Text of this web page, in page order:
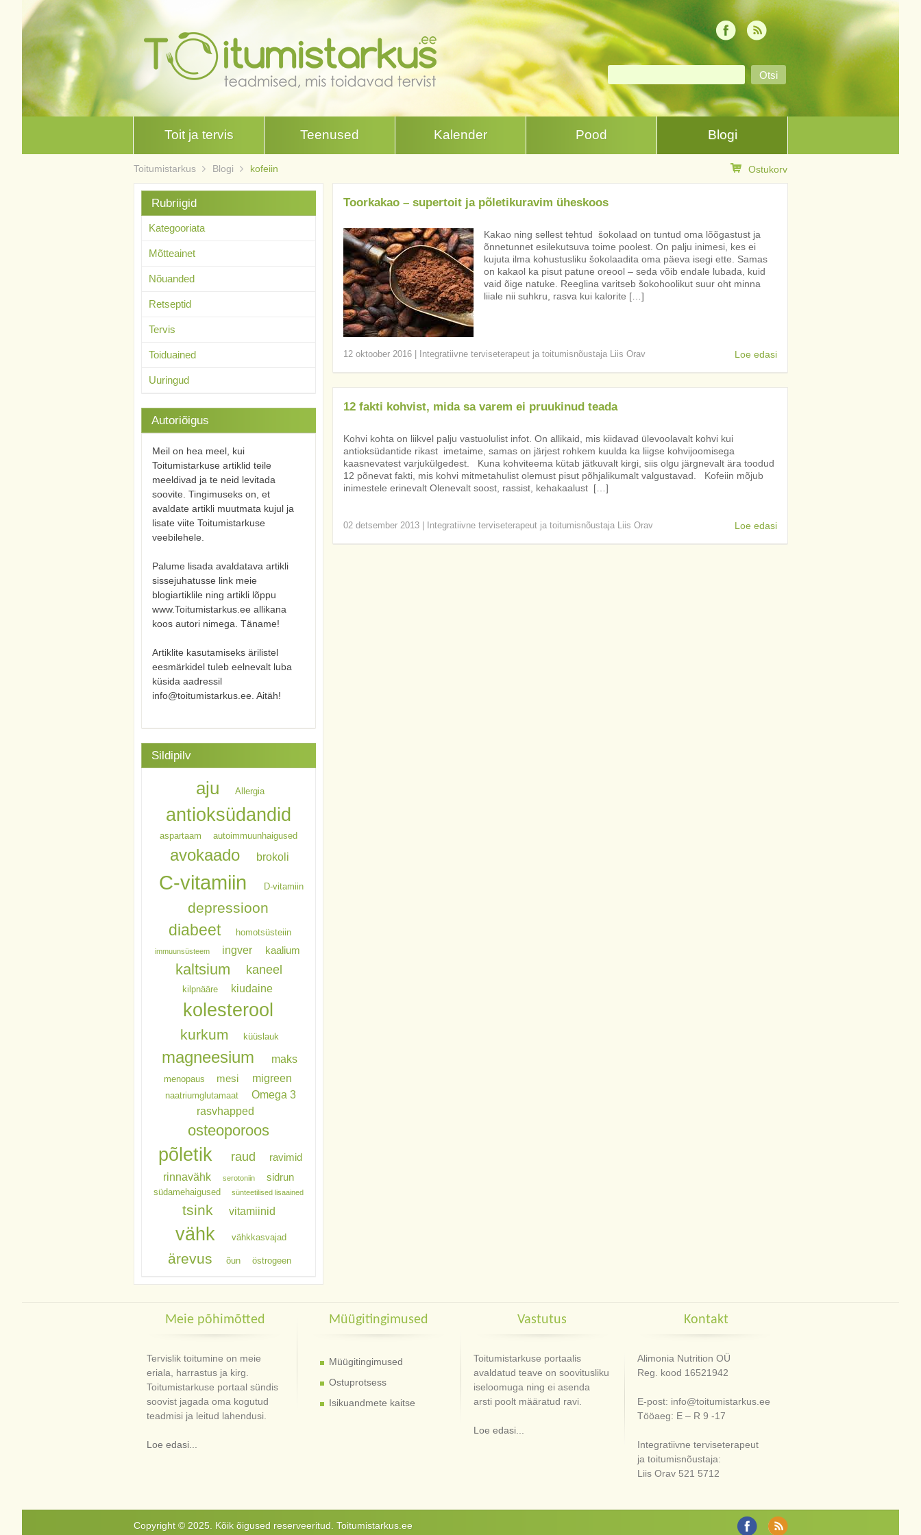
Toit ja tervis Teenused Kalender Pood Blogi
Toitumistarkus Blogi kofeiin Ostukorv
Toorkakao – supertoit ja põletikuravim üheskoos
Kakao ning sellest tehtud šokolaad on tuntud oma lõõgastust ja
õnnetunnet esilekutsuva toime poolest. On palju inimesi, kes ei
kujuta ilma kohustusliku šokolaadita oma päeva isegi ette. Samas
on kakaol ka pisut patune oreool – seda võib endale lubada, kuid
vaid õige natuke. Reeglina varitseb šokohoolikut suur oht minna
liiale nii suhkru, rasva kui kalorite […]
12 oktoober 2016| Integratiivne terviseterapeut ja toitumisnõustaja Liis Orav Loe edasi
12 fakti kohvist, mida sa varem ei pruukinud teada
Kohvi kohta on liikvel palju vastuolulist infot. On allikaid, mis kiidavad ülevoolavalt kohvi kui
antioksüdantide rikast imetaime, samas on järjest rohkem kuulda ka liigse kohvijoomisega
kaasnevatest varjukülgedest. Kuna kohviteema kütab jätkuvalt kirgi, siis olgu järgnevalt ära toodud
12 põnevat fakti, mis kohvi mitmetahulist olemust pisut põhjalikumalt valgustavad. Kofeiin mõjub
inimestele erinevalt Olenevalt soost, rassist, kehakaalust […]
02 detsember 2013| Integratiivne terviseterapeut ja toitumisnõustaja Liis Orav Loe edasi
Rubriigid
Kategooriata
Mõtteainet
Nõuanded
Retseptid
Tervis
Toiduained
Uuringud
Autoriõigus
Meil on hea meel, kui
Toitumistarkuse artiklid teile
meeldivad ja te neid levitada
soovite. Tingimuseks on, et
avaldate artikli muutmata kujul ja
lisate viite Toitumistarkuse
veebilehele.
Palume lisada avaldatava artikli
sissejuhatusse link meie
blogiartiklile ning artikli lõppu
www.Toitumistarkus.ee allikana
koos autori nimega. Täname!
Artiklite kasutamiseks ärilistel
eesmärkidel tuleb eelnevalt luba
küsida aadressil
info@toitumistarkus.ee. Aitäh!
Sildipilv
aju Allergia
antioksüdandid
aspartaam autoimmuunhaigused
avokaado brokoli
C-vitamiin D-vitamiin
depressioon
diabeet homotsüsteiin
immuunsüsteem ingver kaalium
kaltsium kaneel
kilpnääre kiudaine
kolesterool
kurkum küüslauk
magneesium maks
menopaus mesi migreen
naatriumglutamaat
Omega 3
rasvhapped
osteoporoos
põletik raud ravimid
rinnavähk serotoniin sidrun
südamehaigused sünteetilised lisaained
tsink vitamiinid
vähk vähkkasvajad
ärevus õun östrogeen
Meie põhimõtted
Tervislik toitumine on meie
eriala, harrastus ja kirg.
Toitumistarkuse portaal sündis
soovist jagada oma kogutud
teadmisi ja leitud lahendusi.
Loe edasi...
Müügitingimused
Müügitingimused
Ostuprotsess
Isikuandmete kaitse
Vastutus
Toitumistarkuse portaalis
avaldatud teave on soovitusliku
iseloomuga ning ei asenda
arsti poolt määratud ravi.
Loe edasi...
Kontakt
Alimonia Nutrition OÜ
Reg. kood 16521942
E-post: info@toitumistarkus.ee
Tööaeg: E – R 9 -17
Integratiivne terviseterapeut
ja toitumisnõustaja:
Liis Orav 521 5712
Copyright © 2025. Kõik õigused reserveeritud. Toitumistarkus.ee